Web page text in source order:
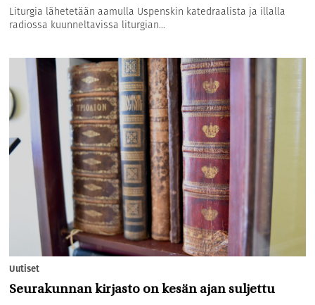
Liturgia lähetetään aamulla Uspenskin katedraalista ja illalla
radiossa kuunneltavissa liturgian...
Uutiset
Seurakunnan kirjasto on kesän ajan suljettu